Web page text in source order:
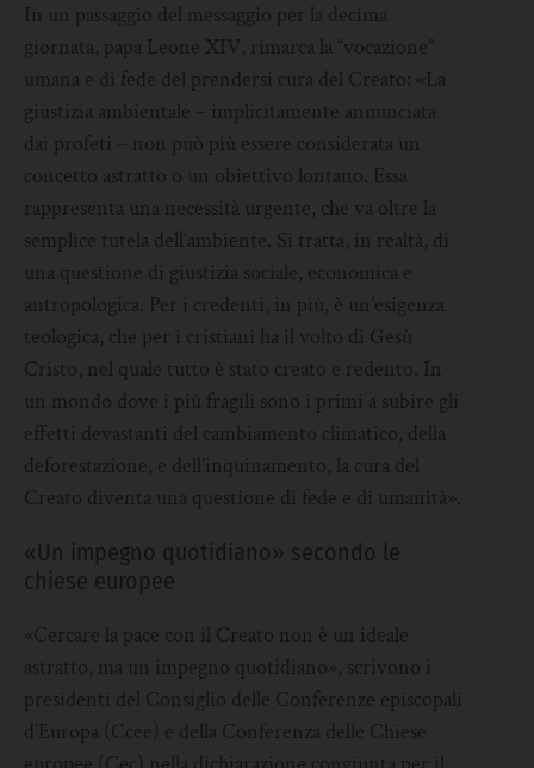
In un passaggio del messaggio per la decima
giornata, papa Leone XIV, rimarca la “vocazione”
umana e di fede del prendersi cura del Creato: «La
giustizia ambientale – implicitamente annunciata
dai profeti – non può più essere considerata un
concetto astratto o un obiettivo lontano. Essa
rappresenta una necessità urgente, che va oltre la
semplice tutela dell’ambiente. Si tratta, in realtà, di
una questione di giustizia sociale, economica e
antropologica. Per i credenti, in più, è un’esigenza
teologica, che per i cristiani ha il volto di Gesù
Cristo, nel quale tutto è stato creato e redento. In
un mondo dove i più fragili sono i primi a subire gli
effetti devastanti del cambiamento climatico, della
deforestazione, e dell’inquinamento, la cura del
Creato diventa una questione di fede e di umanità».
«Un impegno quotidiano» secondo le
chiese europee
«Cercare la pace con il Creato non è un ideale
astratto, ma un impegno quotidiano», scrivono i
presidenti del Consiglio delle Conferenze episcopali
d’Europa (Ccee) e della Conferenza delle Chiese